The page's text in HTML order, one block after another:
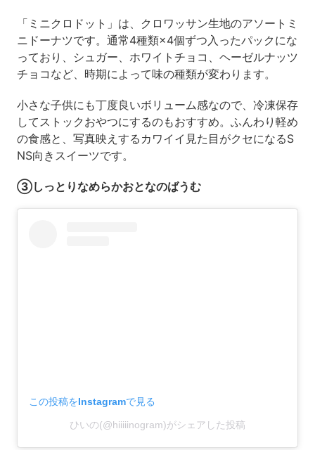
「ミニクロドット」は、クロワッサン生地のアソートミ
ニドーナツです。通常4種類×4個ずつ入ったパックにな
っており、シュガー、ホワイトチョコ、ヘーゼルナッツ
チョコなど、時期によって味の種類が変わります。
小さな子供にも丁度良いボリューム感なので、冷凍保存
してストックおやつにするのもおすすめ。ふんわり軽め
の食感と、写真映えするカワイイ見た目がクセになるS
NS向きスイーツです。
③しっとりなめらかおとなのばうむ
この投稿をInstagramで見る
ひいの(@hiiiiinogram)がシェアした投稿